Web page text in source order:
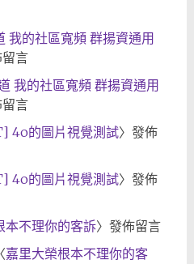
我的社區寬頻 群揚資通用
言
我的社區寬頻 群揚資通用
言
4o的圖片視覺測試〉發佈
4o的圖片視覺測試〉發佈
本不理你的客訴〉發佈留言
嘉里大榮根本不理你的客